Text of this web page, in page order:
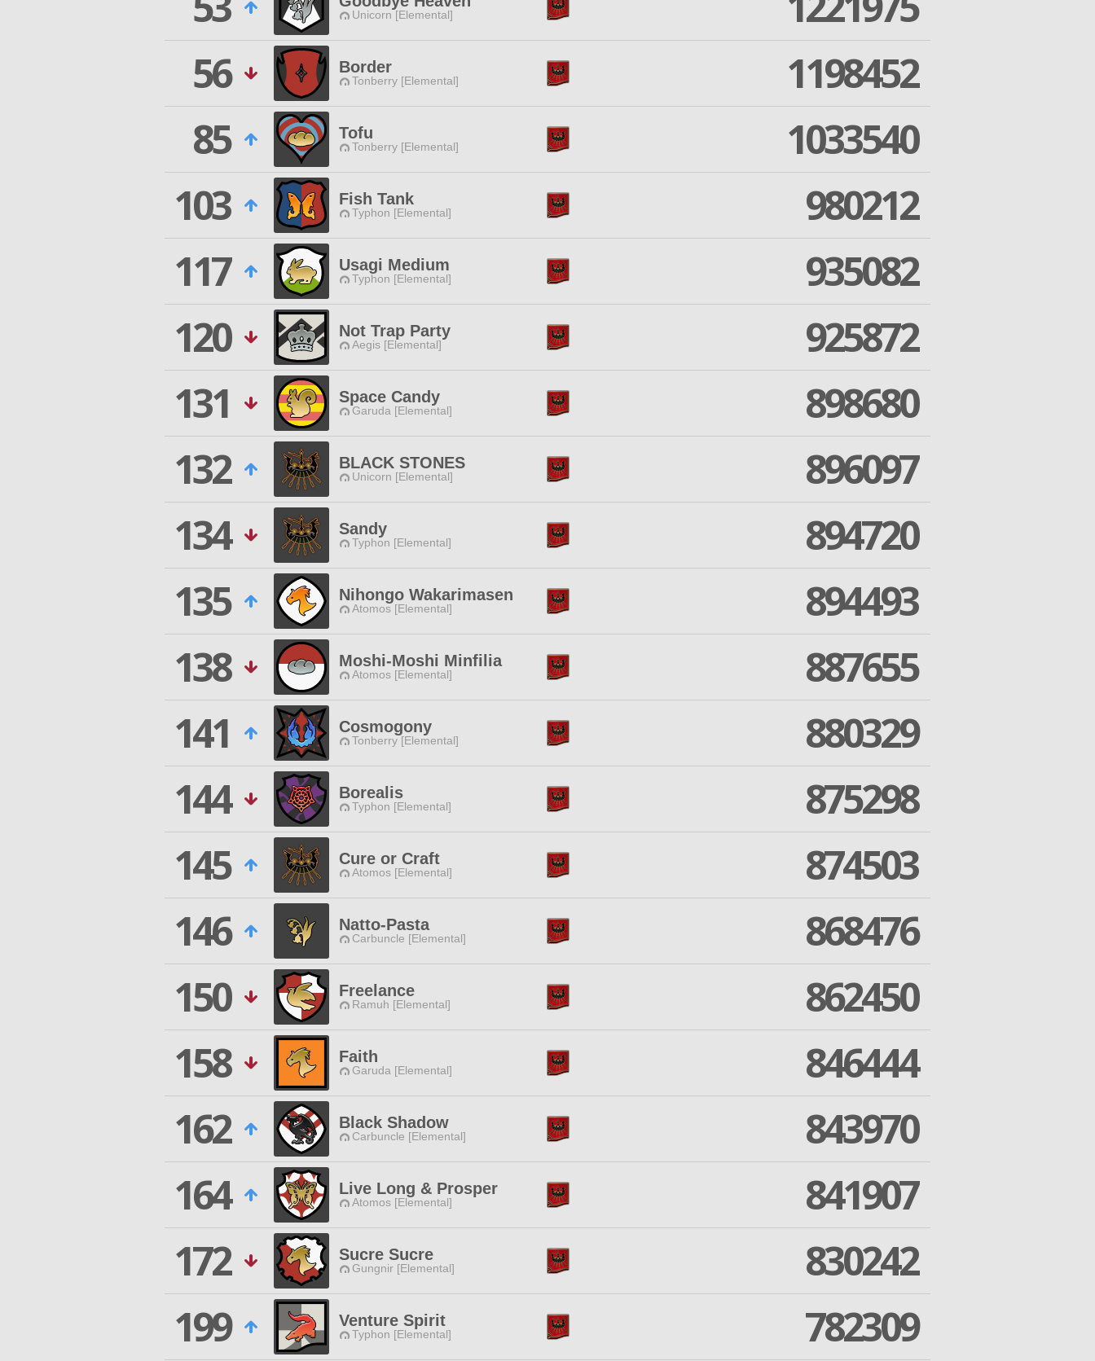
Unicorn [Elemental]
56
Border
Tonberry [Elemental]
1198452
85
Tofu
Tonberry [Elemental]
1033540
103
Fish Tank
Typhon [Elemental]
980212
117
Usagi Medium
Typhon [Elemental]
935082
120
Not Trap Party
Aegis [Elemental]
925872
131
Space Candy
Garuda [Elemental]
898680
132
BLACK STONES
Unicorn [Elemental]
896097
134
Sandy
Typhon [Elemental]
894720
135
Nihongo Wakarimasen
Atomos [Elemental]
894493
138
Moshi-Moshi Minfilia
Atomos [Elemental]
887655
141
Cosmogony
Tonberry [Elemental]
880329
144
Borealis
Typhon [Elemental]
875298
145
Cure or Craft
Atomos [Elemental]
874503
146
Natto-Pasta
Carbuncle [Elemental]
868476
150
Freelance
Ramuh [Elemental]
862450
158
Faith
Garuda [Elemental]
846444
162
Black Shadow
Carbuncle [Elemental]
843970
164
Live Long & Prosper
Atomos [Elemental]
841907
172
Sucre Sucre
Gungnir [Elemental]
830242
199
Venture Spirit
Typhon [Elemental] 782309